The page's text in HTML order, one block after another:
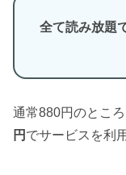
全て読み放題
通常880円のとこ
円 でサービスを利